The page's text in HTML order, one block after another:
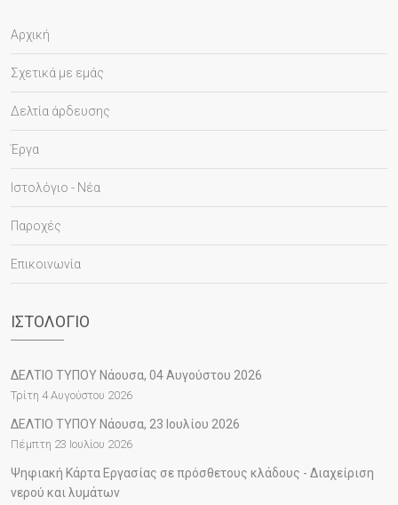
Αρχική
Σχετικά με εμάς
Δελτία άρδευσης
Έργα
Ιστολόγιο - Νέα
Παροχές
Επικοινωνία
ΙΣΤΟΛΌΓΙΟ
ΔΕΛΤΙΟ ΤΥΠΟΥ Νάουσα, 04 Αυγούστου 2026
Τρίτη 4 Αυγούστου 2026
ΔΕΛΤΙΟ ΤΥΠΟΥ Νάουσα, 23 Ιουλίου 2026
Πέμπτη 23 Ιουλίου 2026
Ψηφιακή Κάρτα Εργασίας σε πρόσθετους κλάδους - Διαχείριση
νερού και λυμάτων